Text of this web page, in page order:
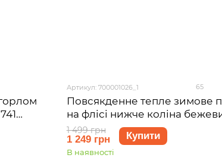
Артикул: 700001026_1 65
Повсякденне тепле зимове
на флісі нижче коліна
Merlini Валанс 700001026,
42-44 (S-M)
1 499 грн
1 249 грн Купити
В наявності